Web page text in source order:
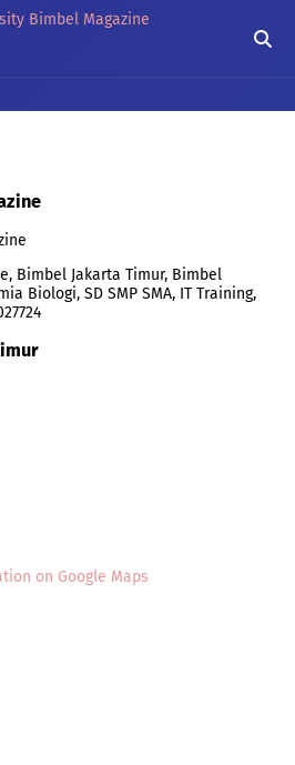
Bimbel Jakarta Timur, Bimbel
Biologi, SD SMP SMA, IT Training,
on Google Maps